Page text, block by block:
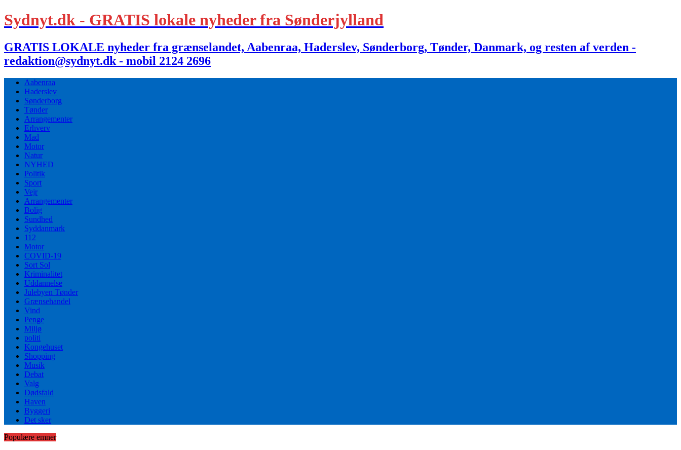
Sydnyt.dk - GRATIS lokale nyheder fra Sønderjylland
GRATIS LOKALE nyheder fra grænselandet, Aabenraa, Haderslev, Sønderborg, Tønder, Danmark, og resten af verden -
redaktion@sydnyt.dk - mobil 2124 2696
Aabenraa
Haderslev
Sønderborg
Tønder
Arrangementer
Erhverv
Mad
Motor
Natur
NYHED
Politik
Sport
Vejr
Arrangementer
Bolig
Sundhed
Syddanmark
112
Motor
COVID-19
Sort Sol
Kriminalitet
Uddannelse
Julebyen Tønder
Grænsehandel
Vind
Penge
Miljø
politi
Kongehuset
Shopping
Musik
Debat
Valg
Dødsfald
Haven
Byggeri
Det sker
Populære emner